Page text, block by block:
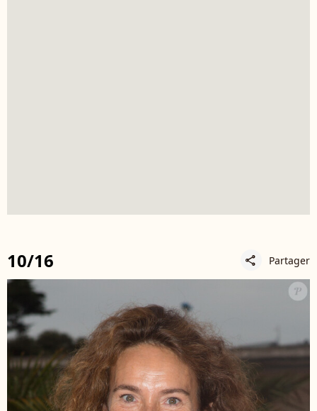
10/16 share Partager